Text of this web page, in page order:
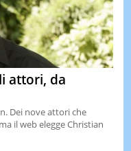
attori, da
Dei nove attori che
il web elegge Christian